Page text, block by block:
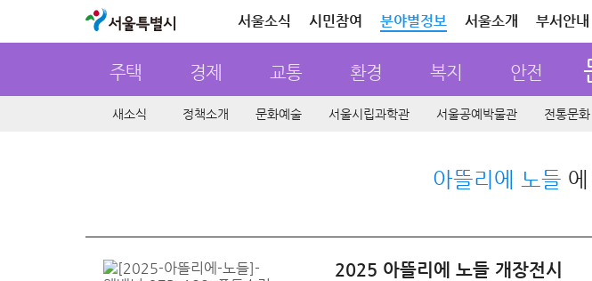
서울특별시 서울소식 시민참여 분야별정보 서울소개 부서안내
주택 경제 교통 환경 복지 안전
새소식 정책소개 문화예술 서울시립과학관 서울공예박물관 전통문화
아뜰리에 노들
2025 아뜰리에 노들 개장전시